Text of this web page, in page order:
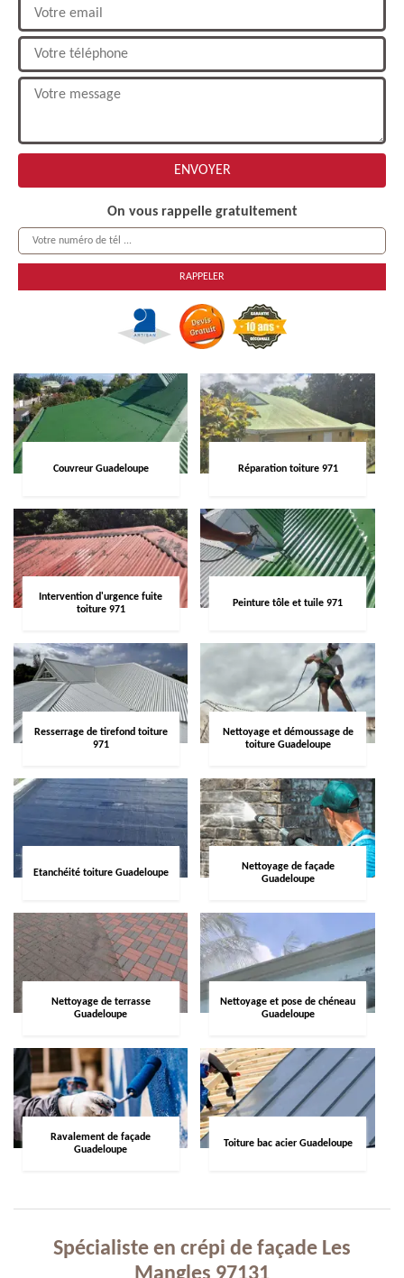
On vous rappelle gratuitement
Couvreur Guadeloupe Réparation toiture 971
Intervention d'urgence fuite
toiture 971
Peinture tôle et tuile 971
Resserrage de tirefond toiture
971
Nettoyage et démoussage de
toiture Guadeloupe
Etanchéité toiture Guadeloupe
Nettoyage de façade
Guadeloupe
Nettoyage de terrasse
Guadeloupe
Nettoyage et pose de chéneau
Guadeloupe
Ravalement de façade
Guadeloupe
Toiture bac acier Guadeloupe
Spécialiste en crépi de façade Les